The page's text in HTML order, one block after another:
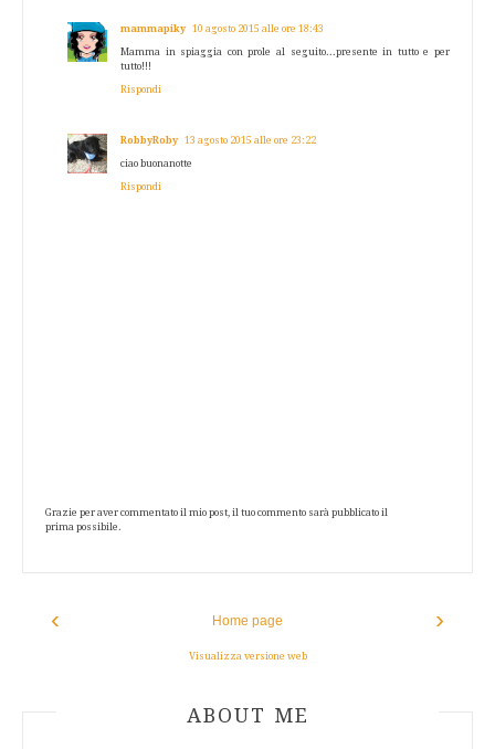
mammapiky 10 agosto 2015 alle ore 18:43
Mamma in spiaggia con prole al seguito...presente in tutto e per
tutto!!!
Rispondi
RobbyRoby 13 agosto 2015 alle ore 23:22
ciao buonanotte
Rispondi
Grazie per aver commentato il mio post, il tuo commento sarà pubblicato il
prima possibile.
‹ ›
Home page
Visualizza versione web
ABOUT AUTHOR
ABOUT ME